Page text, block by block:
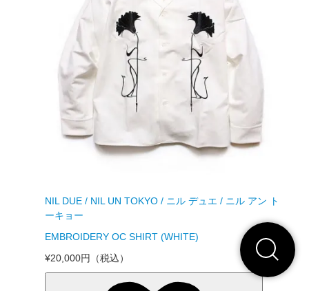
NIL DUE / NIL UN TOKYO / ニル デュエ / ニル アン ト
ーキョー
EMBROIDERY OC SHIRT (WHITE)
¥20,000円
（税込）